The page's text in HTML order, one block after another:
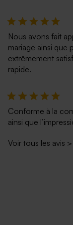
Nous avons fait
mariage ainsi que
extrêmement
rapide.
Conforme à la
ainsi que
Voir tous les avis >